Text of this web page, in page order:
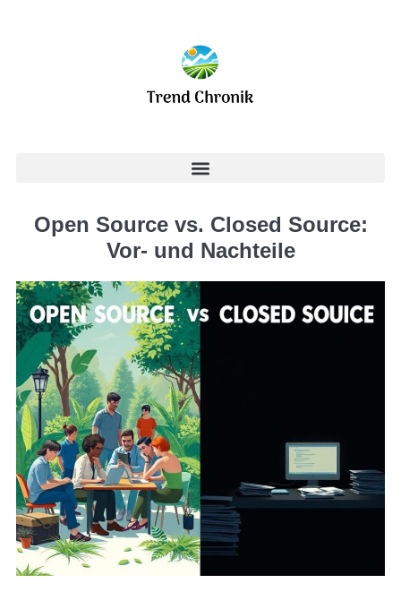
Open Source vs. Closed Source:
Vor- und Nachteile